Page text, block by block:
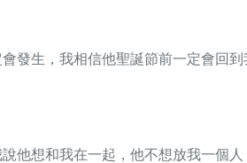
發生，我相信他聖誕節前一定會回
他想和我在一起，他不想放我一個